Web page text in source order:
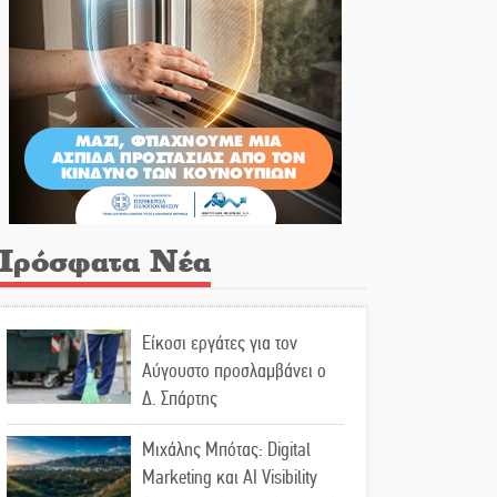
Νέα
Είκοσι εργάτες για τον
Αύγουστο προσλαμβάνει ο
Δ. Σπάρτης
Μιχάλης Μπότας: Digital
Marketing και AI Visibility